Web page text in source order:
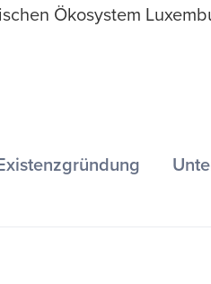
Ökosystem